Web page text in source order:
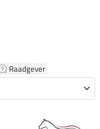
Raadgever